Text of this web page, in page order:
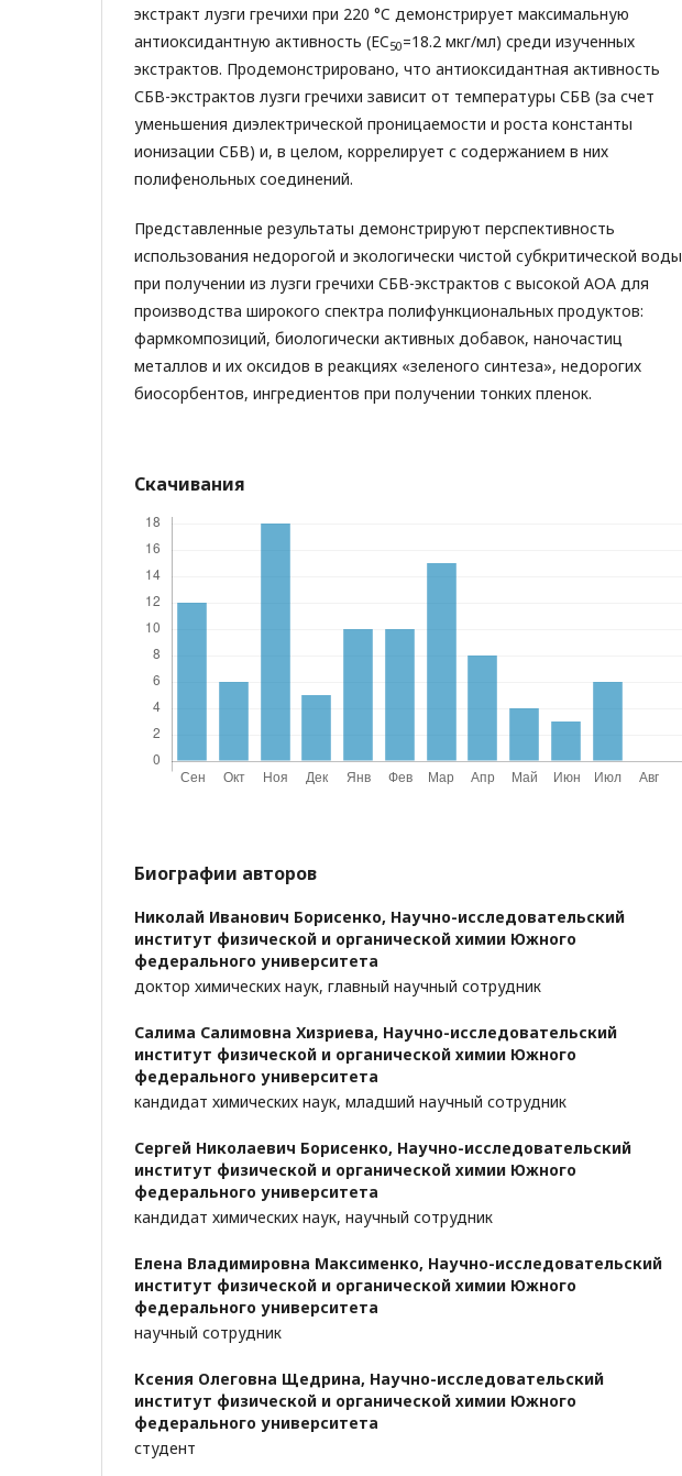
экстракт лузги гречихи при 220 °C демонстрирует максимальную
антиоксидантную активность (EC50=18.2 мкг/мл) среди изученных
экстрактов. Продемонстрировано, что антиоксидантная активность
СБВ-экстрактов лузги гречихи зависит от температуры СБВ (за счет
уменьшения диэлектрической проницаемости и роста константы
ионизации СБВ) и, в целом, коррелирует с содержанием в них
полифенольных соединений.
Представленные результаты демонстрируют перспективность
использования недорогой и экологически чистой субкритической воды
при получении из лузги гречихи СБВ-экстрактов с высокой АОА для
производства широкого спектра полифункциональных продуктов:
фармкомпозиций, биологически активных добавок, наночастиц
металлов и их оксидов в реакциях «зеленого синтеза», недорогих
биосорбентов, ингредиентов при получении тонких пленок.
Скачивания
Биографии авторов
Николай Иванович Борисенко, Научно-исследовательский
институт физической и органической химии Южного
федерального университета
доктор химических наук, главный научный сотрудник
Салима Салимовна Хизриева, Научно-исследовательский
институт физической и органической химии Южного
федерального университета
кандидат химических наук, младший научный сотрудник
Сергей Николаевич Борисенко, Научно-исследовательский
институт физической и органической химии Южного
федерального университета
кандидат химических наук, научный сотрудник
Елена Владимировна Максименко, Научно-исследовательский
институт физической и органической химии Южного
федерального университета
научный сотрудник
Ксения Олеговна Щедрина, Научно-исследовательский
институт физической и органической химии Южного
федерального университета
студент